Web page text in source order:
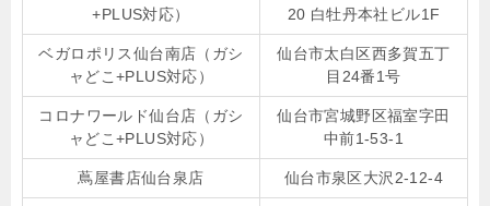
+PLUS対応）
20 白牡丹本社ビル1F
ベガロポリス仙台南店（ガシ
ャどこ+PLUS対応）
仙台市太白区西多賀五丁
目24番1号
コロナワールド仙台店（ガシ
ャどこ+PLUS対応）
仙台市宮城野区福室字田
中前1-53-1
蔦屋書店仙台泉店 仙台市泉区大沢2-12-4